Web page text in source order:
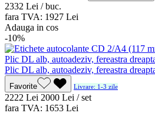
2332 Lei / buc.
fara TVA: 1927 Lei
Adauga in cos
-10%
Plic DL alb, autoadeziv, fereastra
Favorite Livrare: 1-3 zile
2222 Lei 2000 Lei / set
fara TVA: 1653 Lei